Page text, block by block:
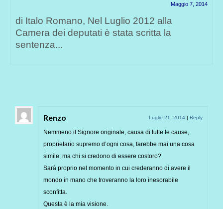
Maggio 7, 2014
di Italo Romano, Nel Luglio 2012 alla
Camera dei deputati è stata scritta la
sentenza...
Renzo Luglio 21, 2014 | Reply
Nemmeno il Signore originale, causa di tutte le cause,
proprietario supremo d’ogni cosa, farebbe mai una cosa
simile; ma chi si credono di essere costoro?
Sarà proprio nel momento in cui crederanno di avere il
mondo in mano che troveranno la loro inesorabile
sconfitta.
Questa è la mia visione.